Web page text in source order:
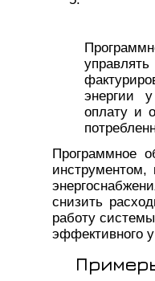
энергии
оплату и
Программное
инструментом,
снизить
работу
эффективного